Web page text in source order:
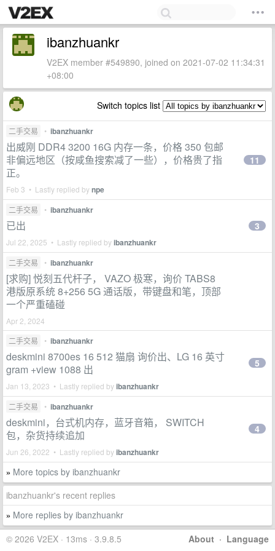
ibanzhuankr
V2EX member #549890, joined on 2021-07-02 11:34:31
+08:00
Switch topics list
二手交易 • ibanzhuankr
出威刚 DDR4 3200 16G 内存一条，价格 350 包邮
非偏远地区（按咸鱼搜索减了一些），价格贵了指
正。
Feb 3 • Lastly replied bynpe
11
二手交易 • ibanzhuankr
已出
Jul 22, 2025 • Lastly replied byibanzhuankr
3
二手交易 • ibanzhuankr
[求购] 悦刻五代杆子， VAZO 极寒，询价 TABS8
港版原系统 8+256 5G 通话版，带键盘和笔，顶部
一个严重磕碰
Apr 2, 2024
二手交易
• ibanzhuankr
deskmini 8700es 16 512 猫扇 询价出、LG 16 英寸
gram +view 1088 出
Jan 13, 2023 • Lastly replied byibanzhuankr
5
二手交易 • ibanzhuankr
deskmini，台式机内存，蓝牙音箱， SWITCH
包，杂货持续追加
Jun 26, 2022 • Lastly replied byibanzhuankr
4
» More topics by ibanzhuankr
ibanzhuankr's recent replies
» More replies by ibanzhuankr
About · Language
© 2026 V2EX · 13ms · 3.9.8.5